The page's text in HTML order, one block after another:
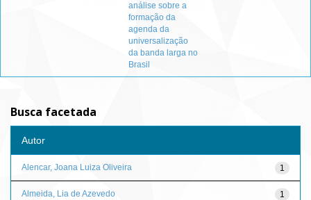
análise sobre a
formação da
agenda da
universalização
da banda larga no
Brasil
Busca facetada
Autor
1
Alencar, Joana Luiza Oliveira
1
Almeida, Lia de Azevedo